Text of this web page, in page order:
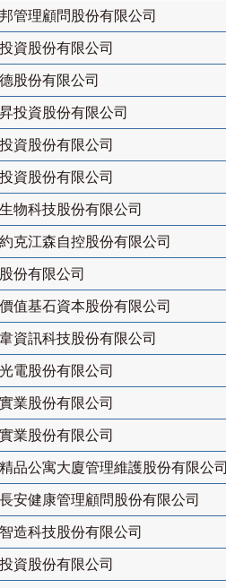
管理顧問股份有限公司
資股份有限公司
股份有限公司
投資股份有限公司
資股份有限公司
資股份有限公司
物科技股份有限公司
克江森自控股份有限公司
份有限公司
值基石資本股份有限公司
資訊科技股份有限公司
電股份有限公司
業股份有限公司
業股份有限公司
品公寓大廈管理維護股份有限公司
安健康管理顧問股份有限公司
造科技股份有限公司
資股份有限公司